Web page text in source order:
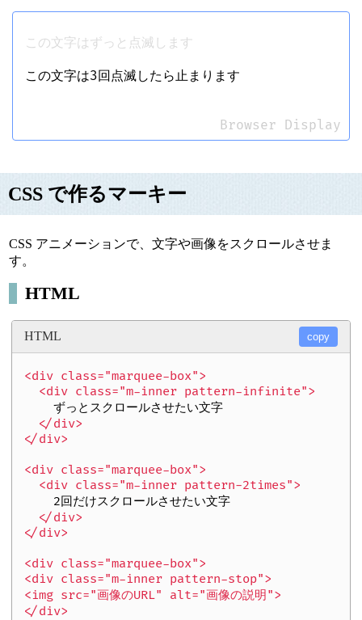
この文字はずっと点滅します
この文字は3回点滅したら止まります
Browser Display
CSS で作るマーキー
CSS アニメーションで、文字や画像をスクロールさせま
す。
HTML
HTML copy
<div class="marquee-box">
  <div class="m-inner pattern-infinite">
    ずっとスクロールさせたい文字
  </div>
</div>
<div class="marquee-box">
  <div class="m-inner pattern-2times">
    2回だけスクロールさせたい文字
  </div>
</div>
<div class="marquee-box">
<div class="m-inner pattern-stop">
<img src="画像のURL" alt="画像の説明">
</div>